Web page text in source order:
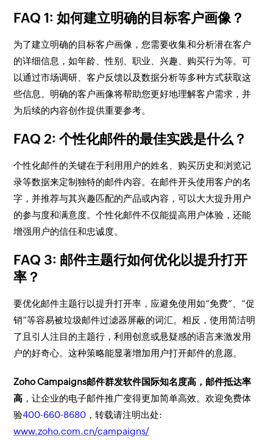
FAQ 1: 如何建立明确的目标客户画像？
为了建立明确的目标客户画像，您需要收集和分析潜在客户
的详细信息，如年龄、性别、职业、兴趣、购买行为等。可
以通过市场调研、客户反馈以及数据分析等多种方式获取这
些信息。明确的客户画像将帮助您更好地理解客户需求，并
为后续的内容创作提供重要参考。
FAQ 2: 个性化邮件的最佳实践是什么？
个性化邮件的关键在于利用用户的姓名、购买历史和浏览记
录等数据来定制独特的邮件内容。在邮件开头使用客户的名
字，并推荐与其兴趣匹配的产品或内容，可以大大提升用户
的参与度和满意度。个性化邮件不仅能提高用户体验，还能
增强用户的信任和忠诚度。
FAQ 3: 邮件主题行如何优化以提升打开
率？
要优化邮件主题行以提升打开率，应避免使用如“免费”、“促
销”等容易被垃圾邮件过滤器屏蔽的词汇。相反，使用简洁明
了且引人注目的主题行，利用创意或悬疑感的语言来激发用
户的好奇心。这种策略能显著增加用户打开邮件的意愿。
Zoho Campaigns邮件群发软件国际知名度高，邮件抵达率
高 ，让企业的电子邮件推广变得更加简单高效。欢迎免费体
验400-660-8680 ，转载请注明出处:
www.zoho.com.cn/campaigns/